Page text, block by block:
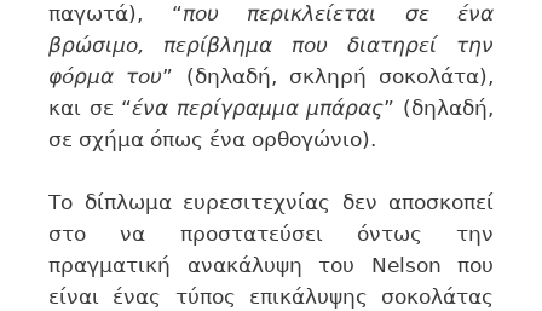
παγωτά), “που περικλείεται σε ένα
βρώσιμο, περίβλημα που διατηρεί την
φόρμα του” (δηλαδή, σκληρή σοκολάτα),
και σε “ένα περίγραμμα μπάρας” (δηλαδή,
σε σχήμα όπως ένα ορθογώνιο).
Το δίπλωμα ευρεσιτεχνίας δεν αποσκοπεί
στο να προστατεύσει όντως την
πραγματική ανακάλυψη του Nelson που
είναι ένας τύπος επικάλυψης σοκολάτας